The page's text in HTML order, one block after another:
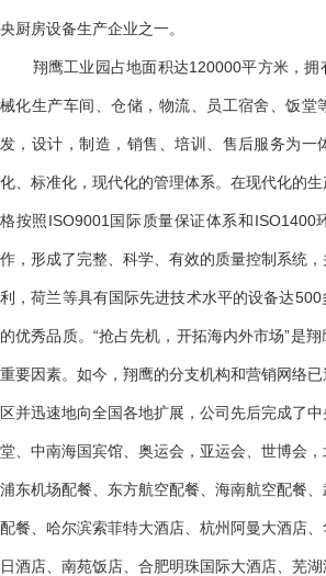
央厨房设备生产企业之一。
翔鹰工业园占地面积达120000平方米，拥
械化生产车间、仓储，物流、员工宿舍、饭堂
发，设计，制造，销售、培训、售后服务为一
化、标准化，现代化的管理体系。在现代化的
格按照ISO9001国际质量保证体系和ISO1400
作，形成了完整、科学、有效的质量控制系统
利，荷兰等具有国际先进技术水平的设备达
的优秀品质。“抢占先机，开拓海内外市场”是
重要因素。如今，翔鹰的分支机构和营销网络
区并迅速地向全国各地扩展，公司先后完成了
堂、中南海国宾馆、奥运会，亚运会、世博会
浦东机场配餐、东方航空配餐、海南航空配餐
配餐、哈尔滨索菲特大酒店、杭州阿曼大酒店
日酒店、南苑饭店、合肥明珠国际大酒店、芜